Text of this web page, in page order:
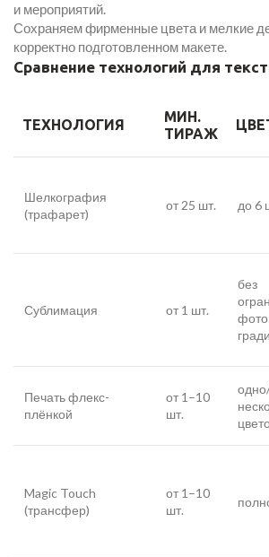
и мероприятий.
Сохраняем фирменные цвета и мелкие
корректно подготовленном макете.
Сравнение технологий для
ТЕХНОЛОГИЯ
МИН.
ТИРАЖ
Шелкография
(трафарет)
от 25 шт. до 6
Сублимация от 1 шт.
без
фото
Печать флекс-
плёнкой
от 1–10
шт.
Magic Touch
(трансфер)
от 1–10
шт.